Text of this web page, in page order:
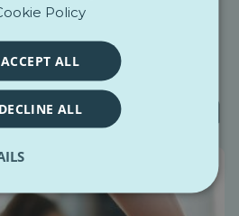
Bandengewalt durch eine
und
Schwedens
(GVI), in Malmö als „Sluta
zu bestätigen.
Policy
ACCEPT ALL
DECLINE ALL